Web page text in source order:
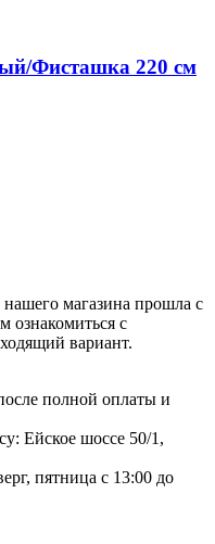
Фисташка 220 см
магазина прошла с
ознакомиться с
вариант.
полной оплаты и
Ейское шоссе 50/1,
пятница с 13:00 до